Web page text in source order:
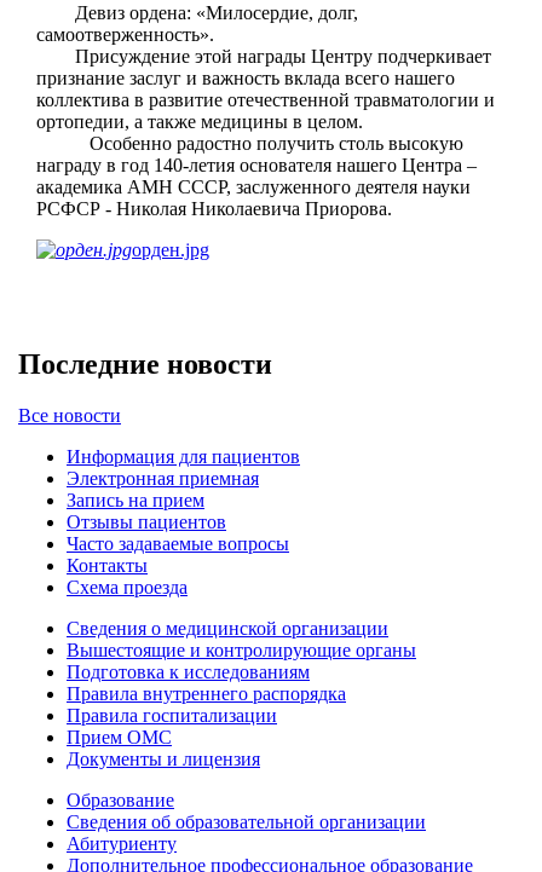
Девиз ордена: «Милосердие, долг,
самоотверженность».
Присуждение этой награды Центру подчеркивает
признание заслуг и важность вклада всего нашего
коллектива в развитие отечественной травматологии и
ортопедии, а также медицины в целом.
Особенно радостно получить столь высокую
награду в год 140-летия основателя нашего Центра –
академика АМН СССР, заслуженного деятеля науки
РСФСР - Николая Николаевича Приорова.
орден.jpg
Последние новости
Все новости
Информация для пациентов
Электронная приемная
Запись на прием
Отзывы пациентов
Часто задаваемые вопросы
Контакты
Схема проезда
Сведения о медицинской организации
Вышестоящие и контролирующие органы
Подготовка к исследованиям
Правила внутреннего распорядка
Правила госпитализации
Прием ОМС
Документы и лицензия
Образование
Сведения об образовательной организации
Абитуриенту
Дополнительное профессиональное образование